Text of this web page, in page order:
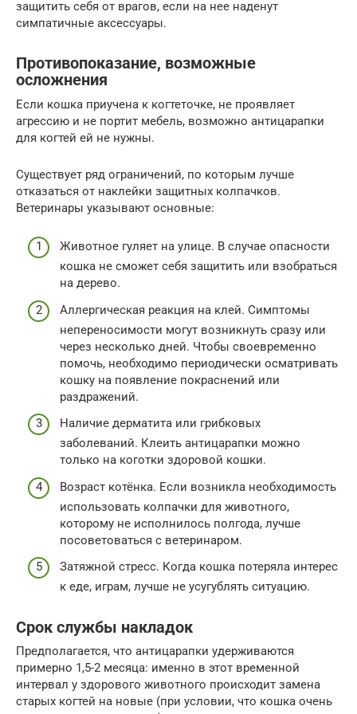
защитить себя от врагов, если на нее наденут
симпатичные аксессуары.
Противопоказание, возможные
осложнения
Если кошка приучена к когтеточке, не проявляет
агрессию и не портит мебель, возможно антицарапки
для когтей ей не нужны.
Существует ряд ограничений, по которым лучше
отказаться от наклейки защитных колпачков.
Ветеринары указывают основные:
Животное гуляет на улице. В случае опасности
кошка не сможет себя защитить или взобраться
на дерево.
Аллергическая реакция на клей. Симптомы
непереносимости могут возникнуть сразу или
через несколько дней. Чтобы своевременно
помочь, необходимо периодически осматривать
кошку на появление покраснений или
раздражений.
Наличие дерматита или грибковых
заболеваний. Клеить антицарапки можно
только на коготки здоровой кошки.
Возраст котёнка. Если возникла необходимость
использовать колпачки для животного,
которому не исполнилось полгода, лучше
посоветоваться с ветеринаром.
Затяжной стресс. Когда кошка потеряла интерес
к еде, играм, лучше не усугублять ситуацию.
Срок службы накладок
Предполагается, что антицарапки удерживаются
примерно 1,5-2 месяца: именно в этот временной
интервал у здорового животного происходит замена
старых когтей на новые (при условии, что кошка очень